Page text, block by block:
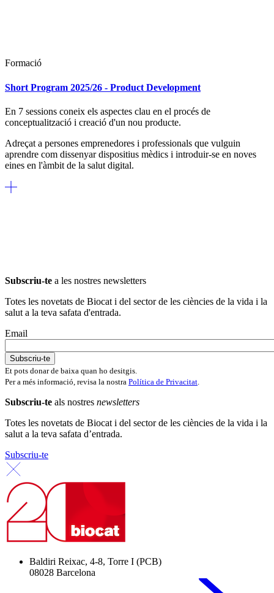
Formació
Short Program 2025/26 - Product Development
En 7 sessions coneix els aspectes clau en el procés de
conceptualització i creació d'un nou producte.
Adreçat a persones emprenedores i professionals que vulguin
aprendre com dissenyar dispositius mèdics i introduir-se en noves
eines en l'àmbit de la salut digital.
Subscriu-te a les nostres newsletters
Totes les novetats de Biocat i del sector de les ciències de la vida i la
salut a la teva safata d'entrada.
Email
Et pots donar de baixa quan ho desitgis.
Per a més informació, revisa la nostra Política de Privacitat
Subscriu-te als nostres newsletters
Totes les novetats de Biocat i del sector de les ciències de la vida i la
salut a la teva safata d’entrada.
Subscriu-te
Baldiri Reixac, 4-8, Torre I (PCB)
08028 Barcelona